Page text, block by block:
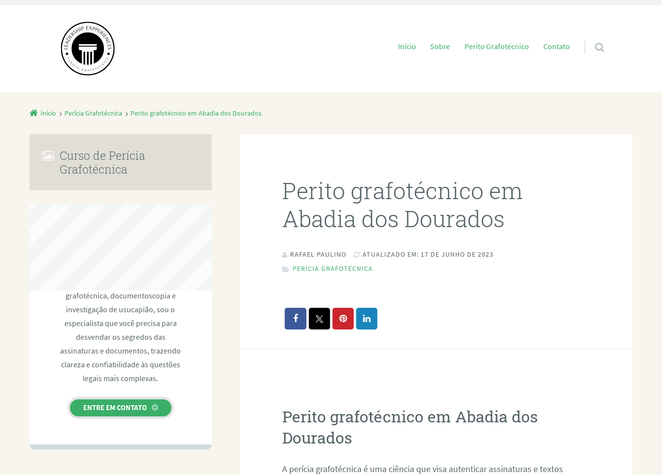
Pular para o conteúdo
Início Sobre Perito Grafotécnico Contato
Início Perícia Grafotécnica Perito grafotécnico em Abadia dos Dourados
Perito grafotécnico em
Abadia dos Dourados
RAFAEL PAULINO
ATUALIZADO EM: 17 DE JUNHO DE 2023
PERÍCIA GRAFOTÉCNICA
Perito grafotécnico em Abadia dos
Dourados
A perícia grafotécnica é uma ciência que visa autenticar assinaturas e textos
Curso de Perícia
Grafotécnica
grafotécnica, documentoscopia e
investigação de usucapião, sou o
especialista que você precisa para
desvendar os segredos das
assinaturas e documentos, trazendo
clareza e confiabilidade às questões
legais mais complexas.
ENTRE EM CONTATO